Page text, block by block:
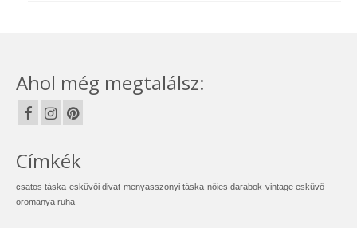
Ahol még megtalálsz:
Címkék
csatos táska esküvői divat menyasszonyi táska nőies darabok vintage esküvő
örömanya ruha